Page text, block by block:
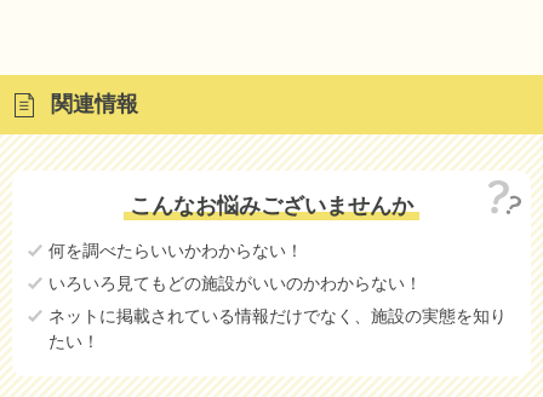
関連情報
こんなお悩みございませんか
何を調べたらいいかわからない！
いろいろ見てもどの施設がいいのかわからない！
ネットに掲載されている情報だけでなく、施設の実態を知り
たい！